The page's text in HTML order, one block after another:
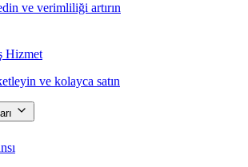
ve verimliliği artırın
Hizmet
ve kolayca satın